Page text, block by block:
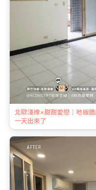
北歐淺橡×甜甜愛戀｜地板
一天出來了